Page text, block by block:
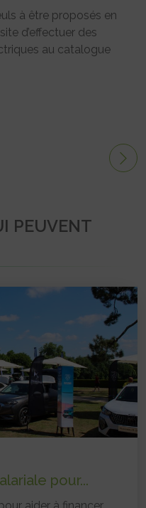
à être proposés en
d’effectuer des
au catalogue
PEUVENT
pour...